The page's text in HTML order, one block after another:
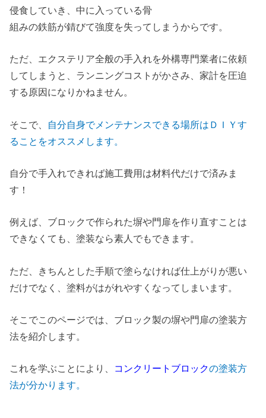
侵食していき、中に入っている骨
組みの鉄筋が錆びて強度を失ってしまうからです。
ただ、エクステリア全般の手入れを外構専門業者に依頼
してしまうと、ランニングコストがかさみ、家計を圧迫
する原因になりかねません。
そこで、 自分自身でメンテナンスできる場所はＤＩＹす
ることをオススメします。
自分で手入れできれば施工費用は材料代だけで済みま
す！
例えば、ブロックで作られた塀や門扉を作り直すことは
できなくても、塗装なら素人でもできます。
ただ、きちんとした手順で塗らなければ仕上がりが悪い
だけでなく、塗料がはがれやすくなってしまいます。
そこでこのページでは、ブロック製の塀や門扉の塗装方
法を紹介します。
これを学ぶことにより、 コンクリートブロックの塗装方
法が分かります。